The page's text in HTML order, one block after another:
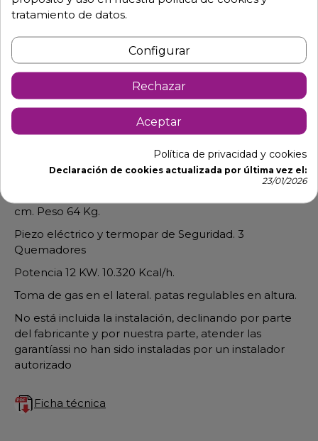
Descripción Detalles de producto
Plancha ideal para cocinas y
complejos turísticos.
Hay que tener una serie de factores como: Potencia,
Grosor y Tipo de Material.
cm. Peso 64 Kg.
Piezo eléctrico y termopar de Seguridad. 3
Quemadores
Potencia 12 KW. 10.320 Kcal/h.
Toma de gas en el lateral. patas regulables en altura.
No está incluida la instalación, declinando por parte
del fabricante y por nuestra parte, atender las
garantíassi no han sido instaladas por un instalador
autorizado
Ficha técnica
tratamiento de datos.
Configurar
Rechazar
Aceptar
Política de privacidad y cookies
Declaración de cookies actualizada por última vez el:
23/01/2026